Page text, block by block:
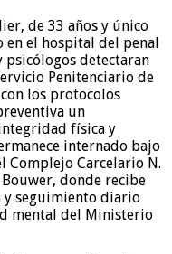
de 33 años y único
el hospital del penal
psicólogos detectaran
Penitenciario de
los protocolos
un
física y
internado bajo
Complejo Carcelario N.
Bouwer, donde recibe
y seguimiento diario
mental del Ministerio